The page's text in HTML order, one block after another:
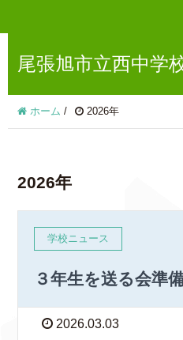
尾張旭市立西中学
ホーム / 2026年
2026年
学校ニュース
３年生を送る会準
2026.03.03